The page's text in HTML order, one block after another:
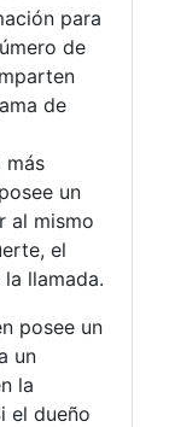
para
de
de
más
un
al mismo
el
llamada.
posee un
un
la
el dueño